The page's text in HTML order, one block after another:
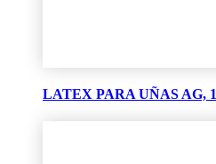
LATEX PARA UÑAS AG,